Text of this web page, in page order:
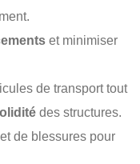
et minimiser
de transport tout
des structures.
de blessures pour